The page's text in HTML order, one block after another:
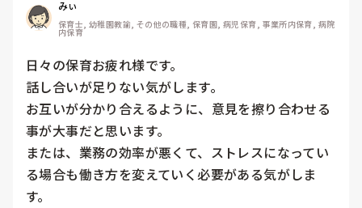
みぃ
保育士, 幼稚園教諭, その他の職種, 保育園, 病児保育, 事業所内保育, 病院
内保育
日々の保育お疲れ様です。
話し合いが足りない気がします。
お互いが分かり合えるように、意見を擦り合わせる
事が大事だと思います。
または、業務の効率が悪くて、ストレスになってい
る場合も働き方を変えていく必要がある気がしま
す。